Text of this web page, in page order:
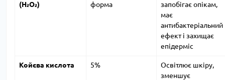
(H₂O₂)
форма
запобігає опікам,
має
антибактеріальний
ефект і захищає
епідерміс
Койєва кислота 5%
Освітлює шкіру,
зменшує